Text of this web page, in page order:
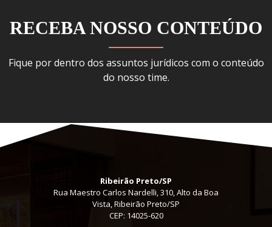
RECEBA NOSSO CONTEÚDO
Fique por dentro dos assuntos jurídicos com o conteúdo
do nosso time.
Ribeirão Preto/SP
Rua Maestro Carlos Nardelli, 310, Alto da Boa
Vista, Ribeirão Preto/SP
CEP: 14025-620